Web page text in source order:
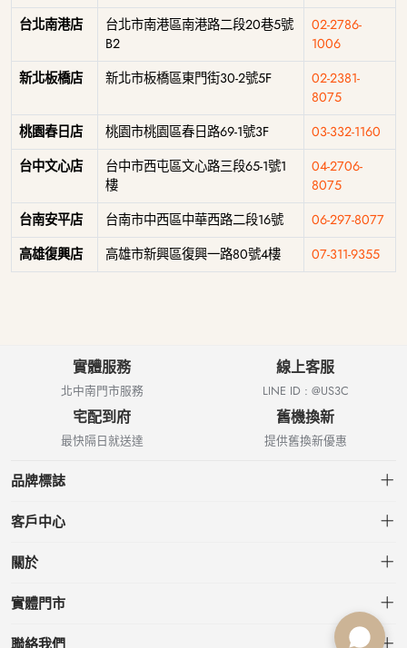
台北南港店
台北市南港區南港路二段20巷5號
B2
02-2786-
1006
新北板橋店
新北市板橋區東門街30-2號5F
02-2381-
8075
桃園春日店
桃園市桃園區春日路69-1號3F
03-332-1160
台中文心店
台中市西屯區文心路三段65-1號1
樓
04-2706-
8075
台南安平店
台南市中西區中華西路二段16號
06-297-8077
高雄復興店
高雄市新興區復興一路80號4樓 07-311-9355
實體服務
北中南門市服務
線上客服
LINE ID : @US3C
宅配到府
最快隔日就送達
舊機換新
提供舊換新優惠
品牌標誌
客戶中心
會員中心
關於
關於US3C
實體門市
台北小南門店